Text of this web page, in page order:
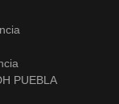
PUEBLA